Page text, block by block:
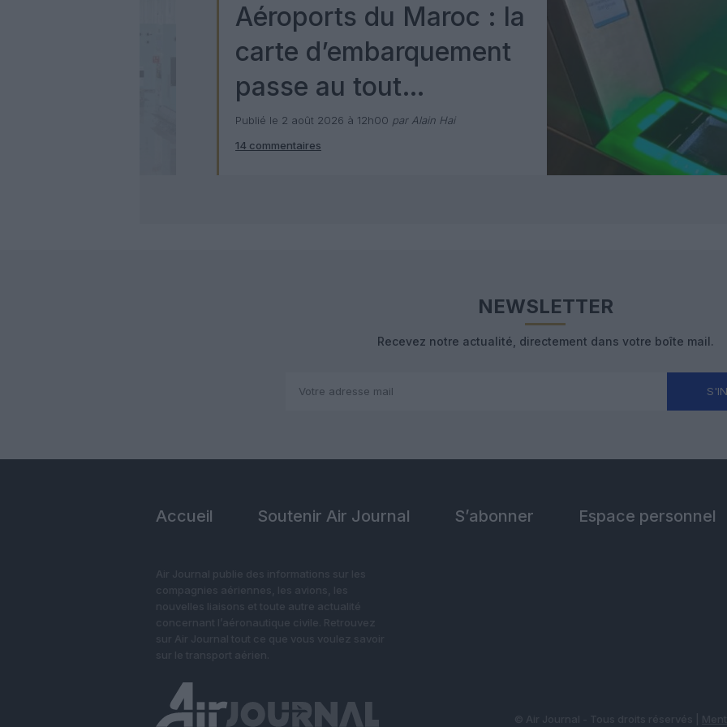
Aéroports du Maroc : la
carte d’embarquement
passe au tout
numérique avec Pax
Check
Publié le 2 août 2026 à 12h00 par Alain Hai
14 commentaires
NEWSLETTER
Recevez notre actualité, directement dans votre boîte mail.
Accueil Soutenir Air Journal S’abonner Espace personnel